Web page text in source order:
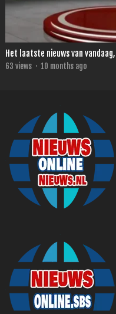
Het laatste nieuws van
63 views · 10 months ago